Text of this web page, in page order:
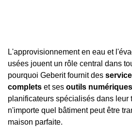
L'approvisionnement en eau et
usées jouent un rôle central dans
pourquoi Geberit fournit des
complets et ses outils numériques
planificateurs spécialisés dans leur
n'importe quel bâtiment peut être
maison parfaite.